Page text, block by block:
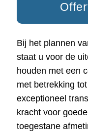
Bij het plannen
staat u voor de
houden met een
met betrekking
exceptioneel
kracht voor
toegestane